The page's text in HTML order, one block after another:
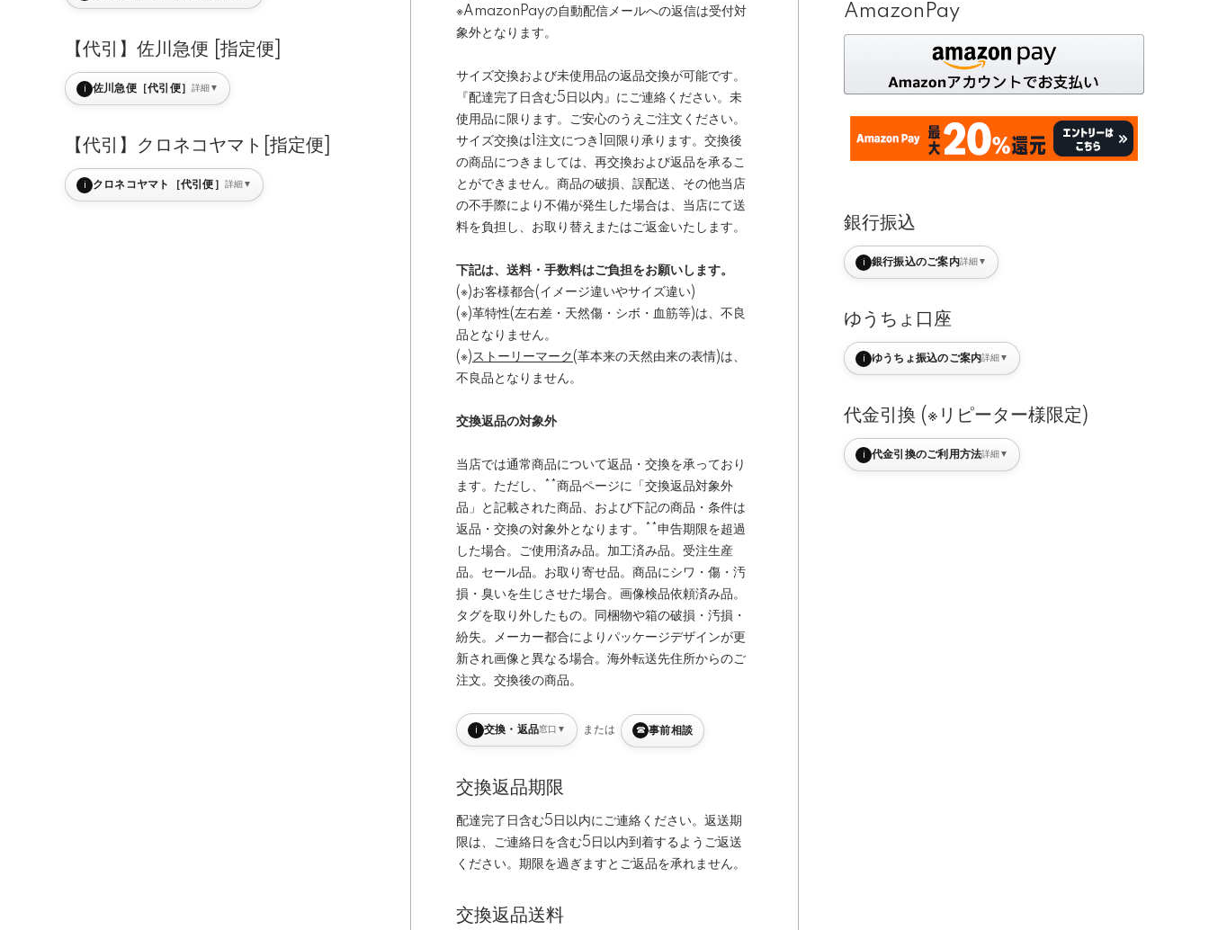
【代引】佐川急便 [指定便]
i 佐川急便［代引便］詳細▼
【代引】クロネコヤマト[指定便]
i クロネコヤマト［代引便］ 詳細▼
※AmazonPayの自動配信メールへの返信は受付対
象外となります。
サイズ交換および未使用品の返品交換が可能です。
『配達完了日含む5日以内』にご連絡ください。未
使用品に限ります。ご安心のうえご注文ください。
サイズ交換は1注文につき1回限り承ります。交換後
の商品につきましては、再交換および返品を承るこ
とができません。商品の破損、誤配送、その他当店
の不手際により不備が発生した場合は、当店にて送
料を負担し、お取り替えまたはご返金いたします。
下記は、送料・手数料はご負担をお願いします。
(※)お客様都合(イメージ違いやサイズ違い)
(※)革特性(左右差・天然傷・シボ・血筋等)は、不良
品となりません。
(※)ストーリーマーク(革本来の天然由来の表情)は、
不良品となりません。
交換返品の対象外
当店では通常商品について返品・交換を承っており
ます。ただし、**商品ページに「交換返品対象外
品」と記載された商品、および下記の商品・条件は
返品・交換の対象外となります。**申告期限を超過
した場合。ご使用済み品。加工済み品。受注生産
品。セール品。お取り寄せ品。商品にシワ・傷・汚
損・臭いを生じさせた場合。画像検品依頼済み品。
タグを取り外したもの。同梱物や箱の破損・汚損・
紛失。メーカー都合によりパッケージデザインが更
新され画像と異なる場合。海外転送先住所からのご
注文。交換後の商品。
i 交換・返品窓口 ▼ または ☎ 事前相談
交換返品期限
配達完了日含む5日以内にご連絡ください。返送期
限は、ご連絡日を含む5日以内到着するようご返送
ください。期限を過ぎますとご返品を承れません。
交換返品送料
AmazonPay
銀行振込
i 銀行振込のご案内詳細 ▼
ゆうちょ口座
i ゆうちょ振込のご案内詳細 ▼
代金引換 (※リピーター様限定)
i 代金引換のご利用方法詳細 ▼